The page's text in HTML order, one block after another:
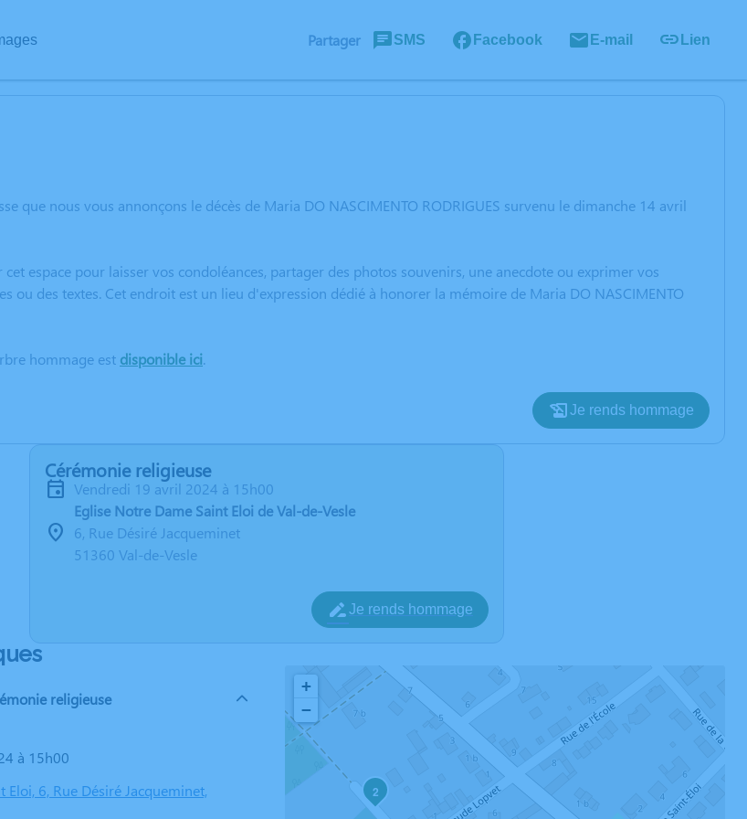
Partager SMS Facebook E-mail Lien
que nous vous annonçons le décès de Maria DO NASCIMENTO RODRIGUES survenu le dimanche 14 avril
espace pour laisser vos condoléances, partager des photos souvenirs, une anecdote ou exprimer vos
ou des textes. Cet endroit est un lieu d'expression dédié à honorer la mémoire de Maria DO NASCIMENTO
hommage est disponible ici.
Je rends hommage
Cérémonie religieuse
vendredi 19 avril 2024 à 15h00
Eglise Notre Dame Saint Eloi de Val-de-Vesle
6, Rue Désiré Jacqueminet
51360 Val-de-Vesle
Je rends hommage
religieuse
à 15h00
Eloi, 6, Rue Désiré Jacqueminet,
2
+
−